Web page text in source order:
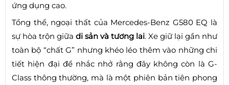
ứng dụng cao.
Tổng thể, ngoại thất của Mercedes-Benz G580 EQ là
sự hòa trộn giữa di sản và tương lai. Xe giữ lại gần như
toàn bộ “chất G” nhưng khéo léo thêm vào những chi
tiết hiện đại để nhắc nhở rằng đây không còn là G-
Class thông thường, mà là một phiên bản tiên phong